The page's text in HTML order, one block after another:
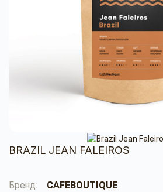
BRAZIL JEAN FALEIROS
Бренд:
CAFEBOUTIQUE